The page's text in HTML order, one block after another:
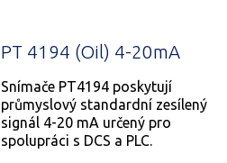
PT 4194 (Oil) 4-20mA
Snímače PT4194 poskytují
průmyslový standardní zesílený
signál 4-20 mA určený pro
spolupráci s DCS a PLC.